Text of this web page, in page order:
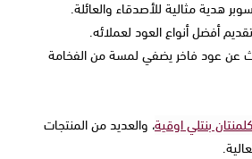
هدية مثالية للأصدقاء والعائلة.
أفضل أنواع العود لعملائه.
عن عود فاخر يضفي لمسة من الفخامة
كلمنتان بنتلي اوقية، والعديد من المنتجات